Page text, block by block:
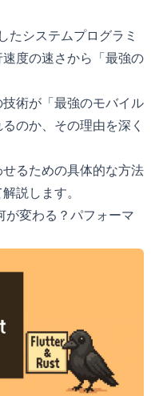
システムプログラミ
度の速さから「最強の
術が「最強のモバイル
のか、その理由を深く
るための具体的な方法
説します。
変わる？パフォーマ